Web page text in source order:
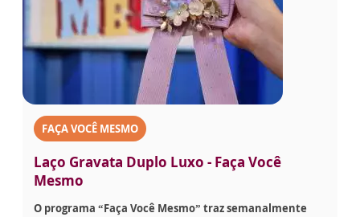
FAÇA VOCÊ MESMO
Laço Gravata Duplo Luxo - Faça Você
Mesmo
O programa “Faça Você Mesmo” traz semanalmente